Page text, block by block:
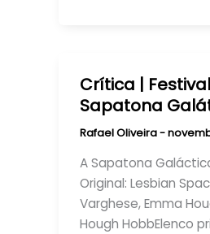
Crítica |
Sapatona
Rafael Oliveira-
A Sapatona
Original: Lesbian
Varghese, Emma
Hough HobbElenco